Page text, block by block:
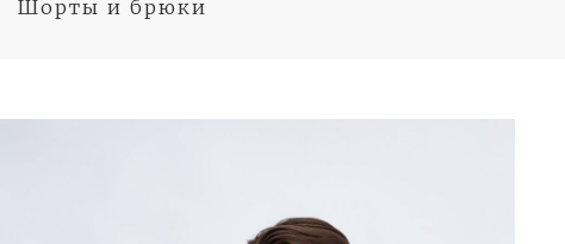
Шорты и брюки